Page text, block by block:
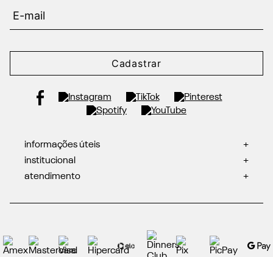
Cadastrar
informações úteis
+
institucional
+
atendimento
+